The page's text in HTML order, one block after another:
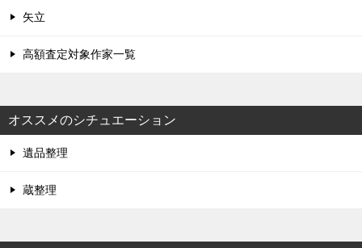
矢立
高額査定対象作家一覧
オススメのシチュエーション
遺品整理
蔵整理